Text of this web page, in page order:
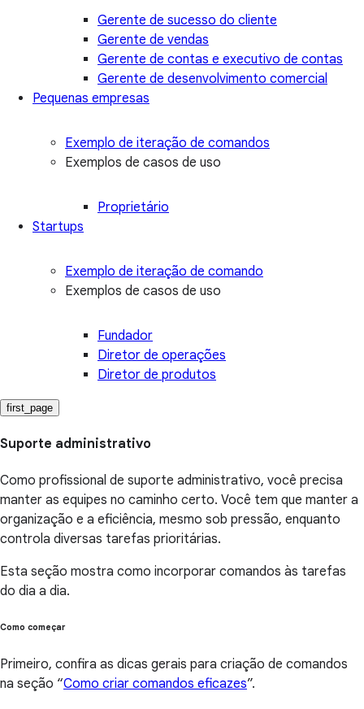
Gerente de sucesso do cliente
Gerente de vendas
Gerente de contas e executivo de contas
Gerente de desenvolvimento comercial
Pequenas empresas
Exemplo de iteração de comandos
Exemplos de casos de uso
Proprietário
Startups
Exemplo de iteração de comando
Exemplos de casos de uso
Fundador
Diretor de operações
Diretor de produtos
first_page
Suporte administrativo
Como profissional de suporte administrativo, você precisa
manter as equipes no caminho certo. Você tem que manter a
organização e a eficiência, mesmo sob pressão, enquanto
controla diversas tarefas prioritárias.
Esta seção mostra como incorporar comandos às tarefas
do dia a dia.
Como começar
Primeiro, confira as dicas gerais para criação de comandos
na seção “Como criar comandos eficazes”.